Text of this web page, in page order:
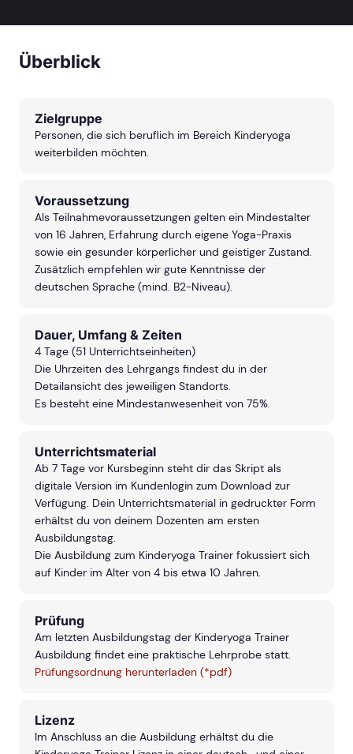
riesigen Angebot an
Überblick
Zielgruppe
Personen, die sich beruflich im Bereich Kinderyoga
weiterbilden möchten.
Voraussetzung
Als Teilnahmevoraussetzungen gelten ein Mindestalter
von 16 Jahren, Erfahrung durch eigene Yoga-Praxis
sowie ein gesunder körperlicher und geistiger Zustand.
Zusätzlich empfehlen wir gute Kenntnisse der
deutschen Sprache (mind. B2-Niveau).
Dauer, Umfang & Zeiten
4 Tage (51 Unterrichtseinheiten)
Die Uhrzeiten des Lehrgangs findest du in der
Detailansicht des jeweiligen Standorts.
Es besteht eine Mindestanwesenheit von 75%.
Unterrichtsmaterial
Ab 7 Tage vor Kursbeginn steht dir das Skript als
digitale Version im Kundenlogin zum Download zur
Verfügung. Dein Unterrichtsmaterial in gedruckter Form
erhältst du von deinem Dozenten am ersten
Ausbildungstag.
Die Ausbildung zum Kinderyoga Trainer fokussiert sich
auf Kinder im Alter von 4 bis etwa 10 Jahren.
Prüfung
Am letzten Ausbildungstag der Kinderyoga Trainer
Ausbildung findet eine praktische Lehrprobe statt.
Prüfungsordnung herunterladen (*pdf)
Lizenz
Im Anschluss an die Ausbildung erhältst du die